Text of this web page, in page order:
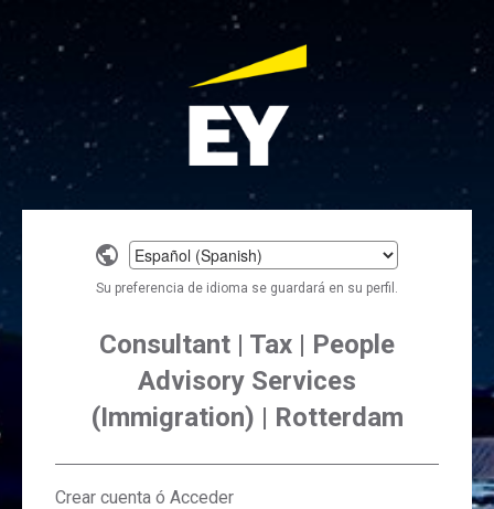
Select
a
language
Su preferencia de idioma se guardará en su perfil.
Consultant | Tax | People
Advisory Services
(Immigration) | Rotterdam
Crear cuenta ó Acceder